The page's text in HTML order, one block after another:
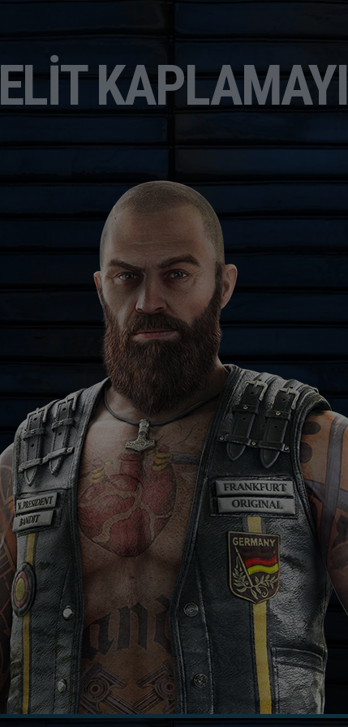
ELIT KAPLAMAYI